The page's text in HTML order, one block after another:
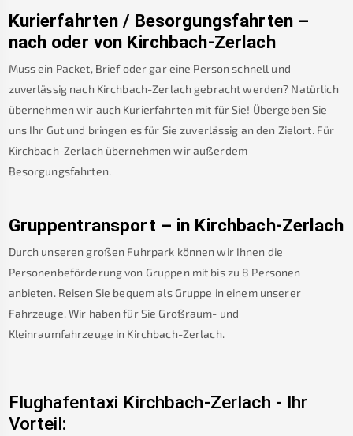
Kurierfahrten / Besorgungsfahrten –
nach oder von Kirchbach-Zerlach
Muss ein Packet, Brief oder gar eine Person schnell und
zuverlässig nach Kirchbach-Zerlach gebracht werden? Natürlich
übernehmen wir auch Kurierfahrten mit für Sie! Übergeben Sie
uns Ihr Gut und bringen es für Sie zuverlässig an den Zielort. Für
Kirchbach-Zerlach übernehmen wir außerdem
Besorgungsfahrten.
Gruppentransport – in Kirchbach-Zerlach
Durch unseren großen Fuhrpark können wir Ihnen die
Personenbeförderung von Gruppen mit bis zu 8 Personen
anbieten. Reisen Sie bequem als Gruppe in einem unserer
Fahrzeuge. Wir haben für Sie Großraum- und
Kleinraumfahrzeuge in Kirchbach-Zerlach.
Flughafentaxi Kirchbach-Zerlach - Ihr
Vorteil: